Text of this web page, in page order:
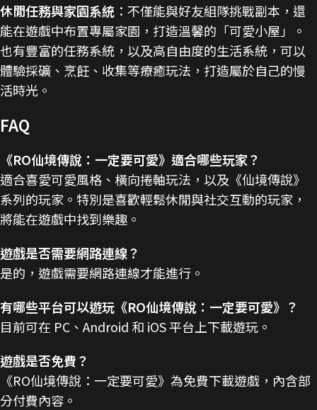
休閒任務與家園系統 ：不僅能與好友組隊挑戰副本，還
能在遊戲中布置專屬家園，打造溫馨的「可愛小屋」。
也有豐富的任務系統，以及高自由度的生活系統，可以
體驗採礦、烹飪、收集等療癒玩法，打造屬於自己的慢
活時光。
FAQ
《RO仙境傳說：一定要可愛》適合哪些玩家？
適合喜愛可愛風格、橫向捲軸玩法，以及《仙境傳說》
系列的玩家。特別是喜歡輕鬆休閒與社交互動的玩家，
將能在遊戲中找到樂趣。
遊戲是否需要網路連線？
是的，遊戲需要網路連線才能進行。
有哪些平台可以遊玩《RO仙境傳說：一定要可愛》？
目前可在 PC、Android 和 iOS 平台上下載遊玩。
遊戲是否免費？
《RO仙境傳說：一定要可愛》為免費下載遊戲，內含部
分付費內容。